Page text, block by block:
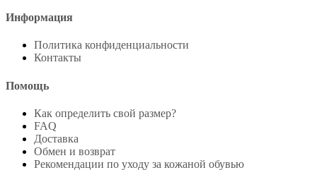
Информация
Политика конфиденциальности
Контакты
Помощь
Как определить свой размер?
FAQ
Доставка
Обмен и возврат
Рекомендации по уходу за кожаной обувью